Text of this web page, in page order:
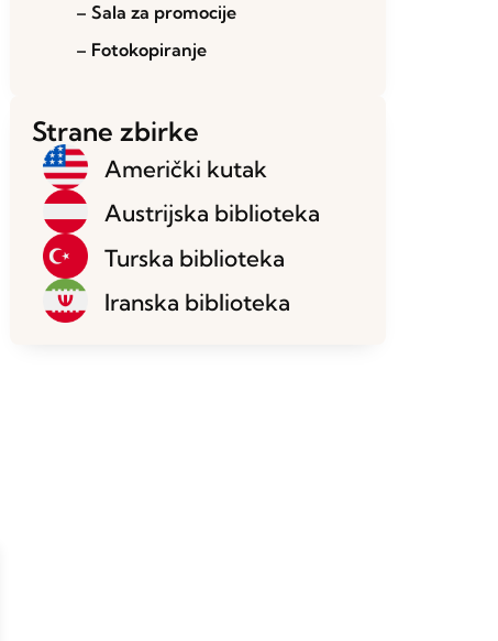
– Sala za promocije
– Fotokopiranje
Strane zbirke
Američki kutak
Austrijska biblioteka
Turska biblioteka
Iranska biblioteka